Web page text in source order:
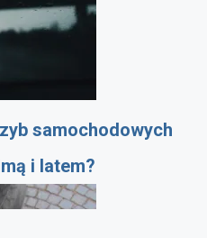
samochodowych
i latem?